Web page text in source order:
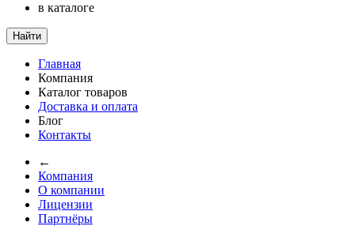
в каталоге
Найти
Главная
Компания
Каталог товаров
Доставка и оплата
Блог
Контакты
←
Компания
О компании
Лицензии
Партнёры